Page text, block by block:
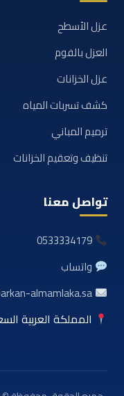
عزل الأسطح
العزل بالفوم
عزل الخزانات
كشف تسربات المياه
ترميم المباني
تنظيف وتعقيم الخزانات
تواصل معنا
0533334179
واتساب
almamlaka.sa
المملكة العربية